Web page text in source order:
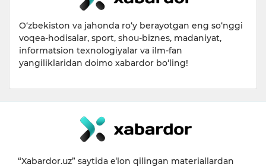
O‘zbekiston va jahonda ro‘y berayotgan eng so‘nggi
voqea-hodisalar, sport, shou-biznes, madaniyat,
informatsion texnologiyalar va ilm-fan
yangiliklaridan doimo xabardor bo‘ling!
“Xabardor.uz” saytida eʼlon qilingan materiallardan